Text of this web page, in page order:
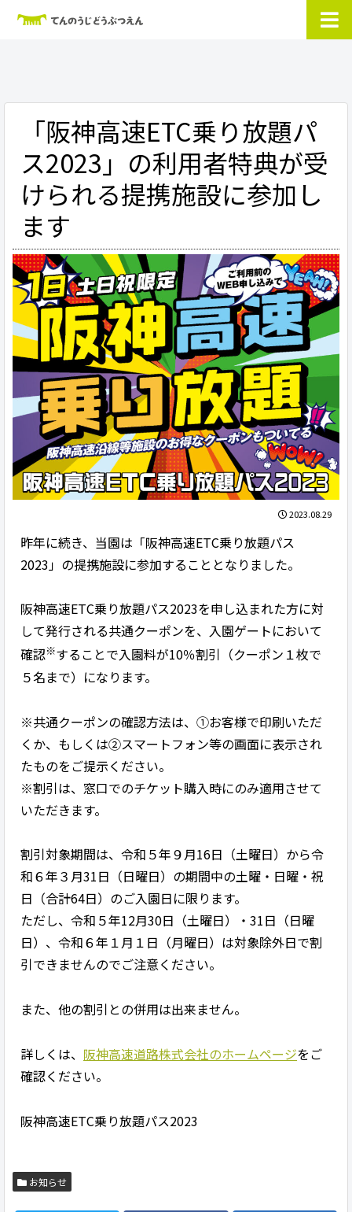
「阪神高速ETC乗り放題パ
ス2023」の利用者特典が受
けられる提携施設に参加し
ます
2023.08.29
昨年に続き、当園は「阪神高速ETC乗り放題パス
2023」の提携施設に参加することとなりました。
阪神高速ETC乗り放題パス2023を申し込まれた方に対
して発行される共通クーポンを、入園ゲートにおいて
確認※することで入園料が10％割引（クーポン１枚で
５名まで）になります。
※共通クーポンの確認方法は、①お客様で印刷いただ
くか、もしくは②スマートフォン等の画面に表示され
たものをご提示ください。
※割引は、窓口でのチケット購入時にのみ適用させて
いただきます。
割引対象期間は、令和５年９月16日（土曜日）から令
和６年３月31日（日曜日）の期間中の土曜・日曜・祝
日（合計64日）のご入園日に限ります。
ただし、令和５年12月30日（土曜日）・31日（日曜
日）、令和６年１月１日（月曜日）は対象除外日で割
引できませんのでご注意ください。
また、他の割引との併用は出来ません。
詳しくは、 阪神高速道路株式会社のホームページをご
確認ください。
阪神高速ETC乗り放題パス2023
お知らせ